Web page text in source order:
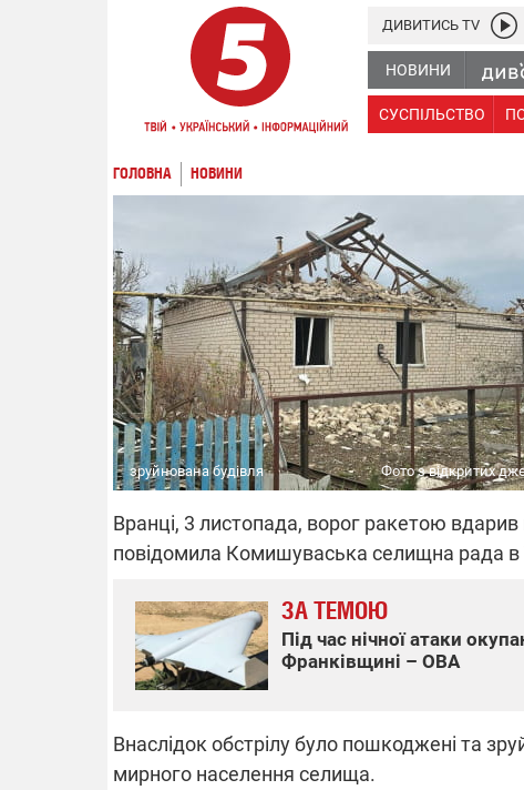
НОВИНИ
СУСПІЛЬСТВО
ДИВИТИСЬ TV
ГОЛОВНА НОВИНИ
зруйнована будівля Фото з відкритих
Вранці, 3 листопада, ворог ракетою
повідомила Комишуваська селищна рада в
ЗА ТЕМОЮ
Під час нічної атаки
Франківщині – ОВА
Внаслідок обстрілу було пошкоджені та
мирного населення селища.
Частина
областях
графіки